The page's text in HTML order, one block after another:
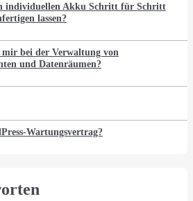
individuellen Akku Schritt für Schritt
lassen?
bei der Verwaltung von
und Datenräumen?
Wartungsvertrag?